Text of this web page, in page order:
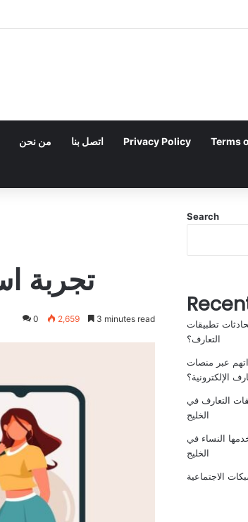
كيف يمكن للشباب
من نحن اتصل بنا Privacy Policy Terms
تجربة
0 2,659 3 minutes read
Search
تطبيقات
التعارف؟
عبر منصات
الإلكترونية؟
التعارف في
الخليج
النساء في
الخليج
الاجتماعية